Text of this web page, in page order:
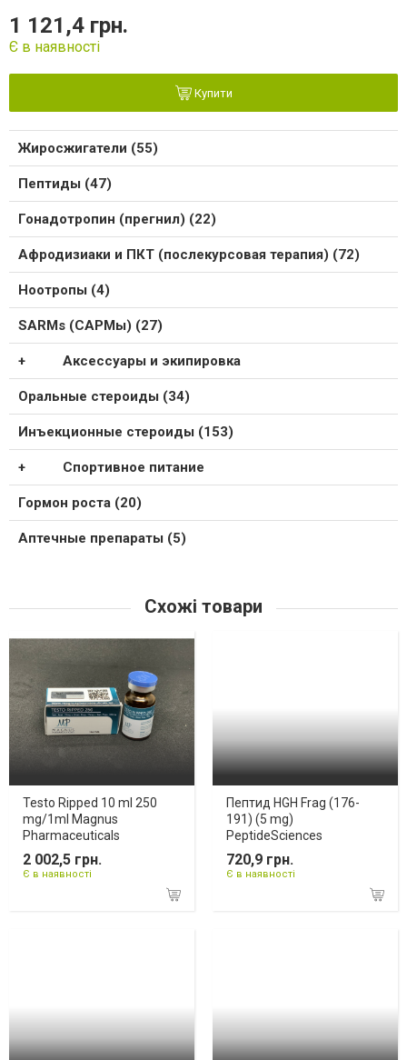
1 121,4 грн.
Є в наявності
Купити
Жиросжигатели (55)
Пептиды (47)
Гонадотропин (прегнил) (22)
Афродизиаки и ПКТ (послекурсовая терапия) (72)
Ноотропы (4)
SARMs (САРМы) (27)
Аксессуары и экипировка
Оральные стероиды (34)
Инъекционные стероиды (153)
Спортивное питание
Гормон роста (20)
Аптечные препараты (5)
Схожі товари
Testo Ripped 10 ml 250
mg/1ml Magnus
Pharmaceuticals
2 002,5 грн.
Є в наявності
Пептид HGH Frag (176-
191) (5 mg)
PeptideSciences
720,9 грн.
Є в наявності